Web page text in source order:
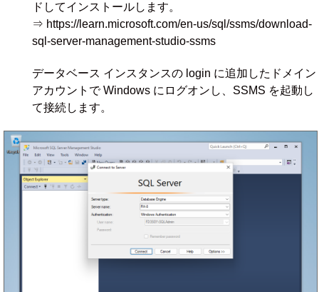
ドしてインストールします。
⇒ https://learn.microsoft.com/en-us/sql/ssms/download-
sql-server-management-studio-ssms
データベース インスタンスの login に追加したドメイン
アカウントで Windows にログオンし、SSMS を起動し
て接続します。